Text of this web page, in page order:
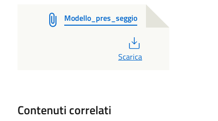
Modello_pres_seggio
Scarica
Contenuti correlati